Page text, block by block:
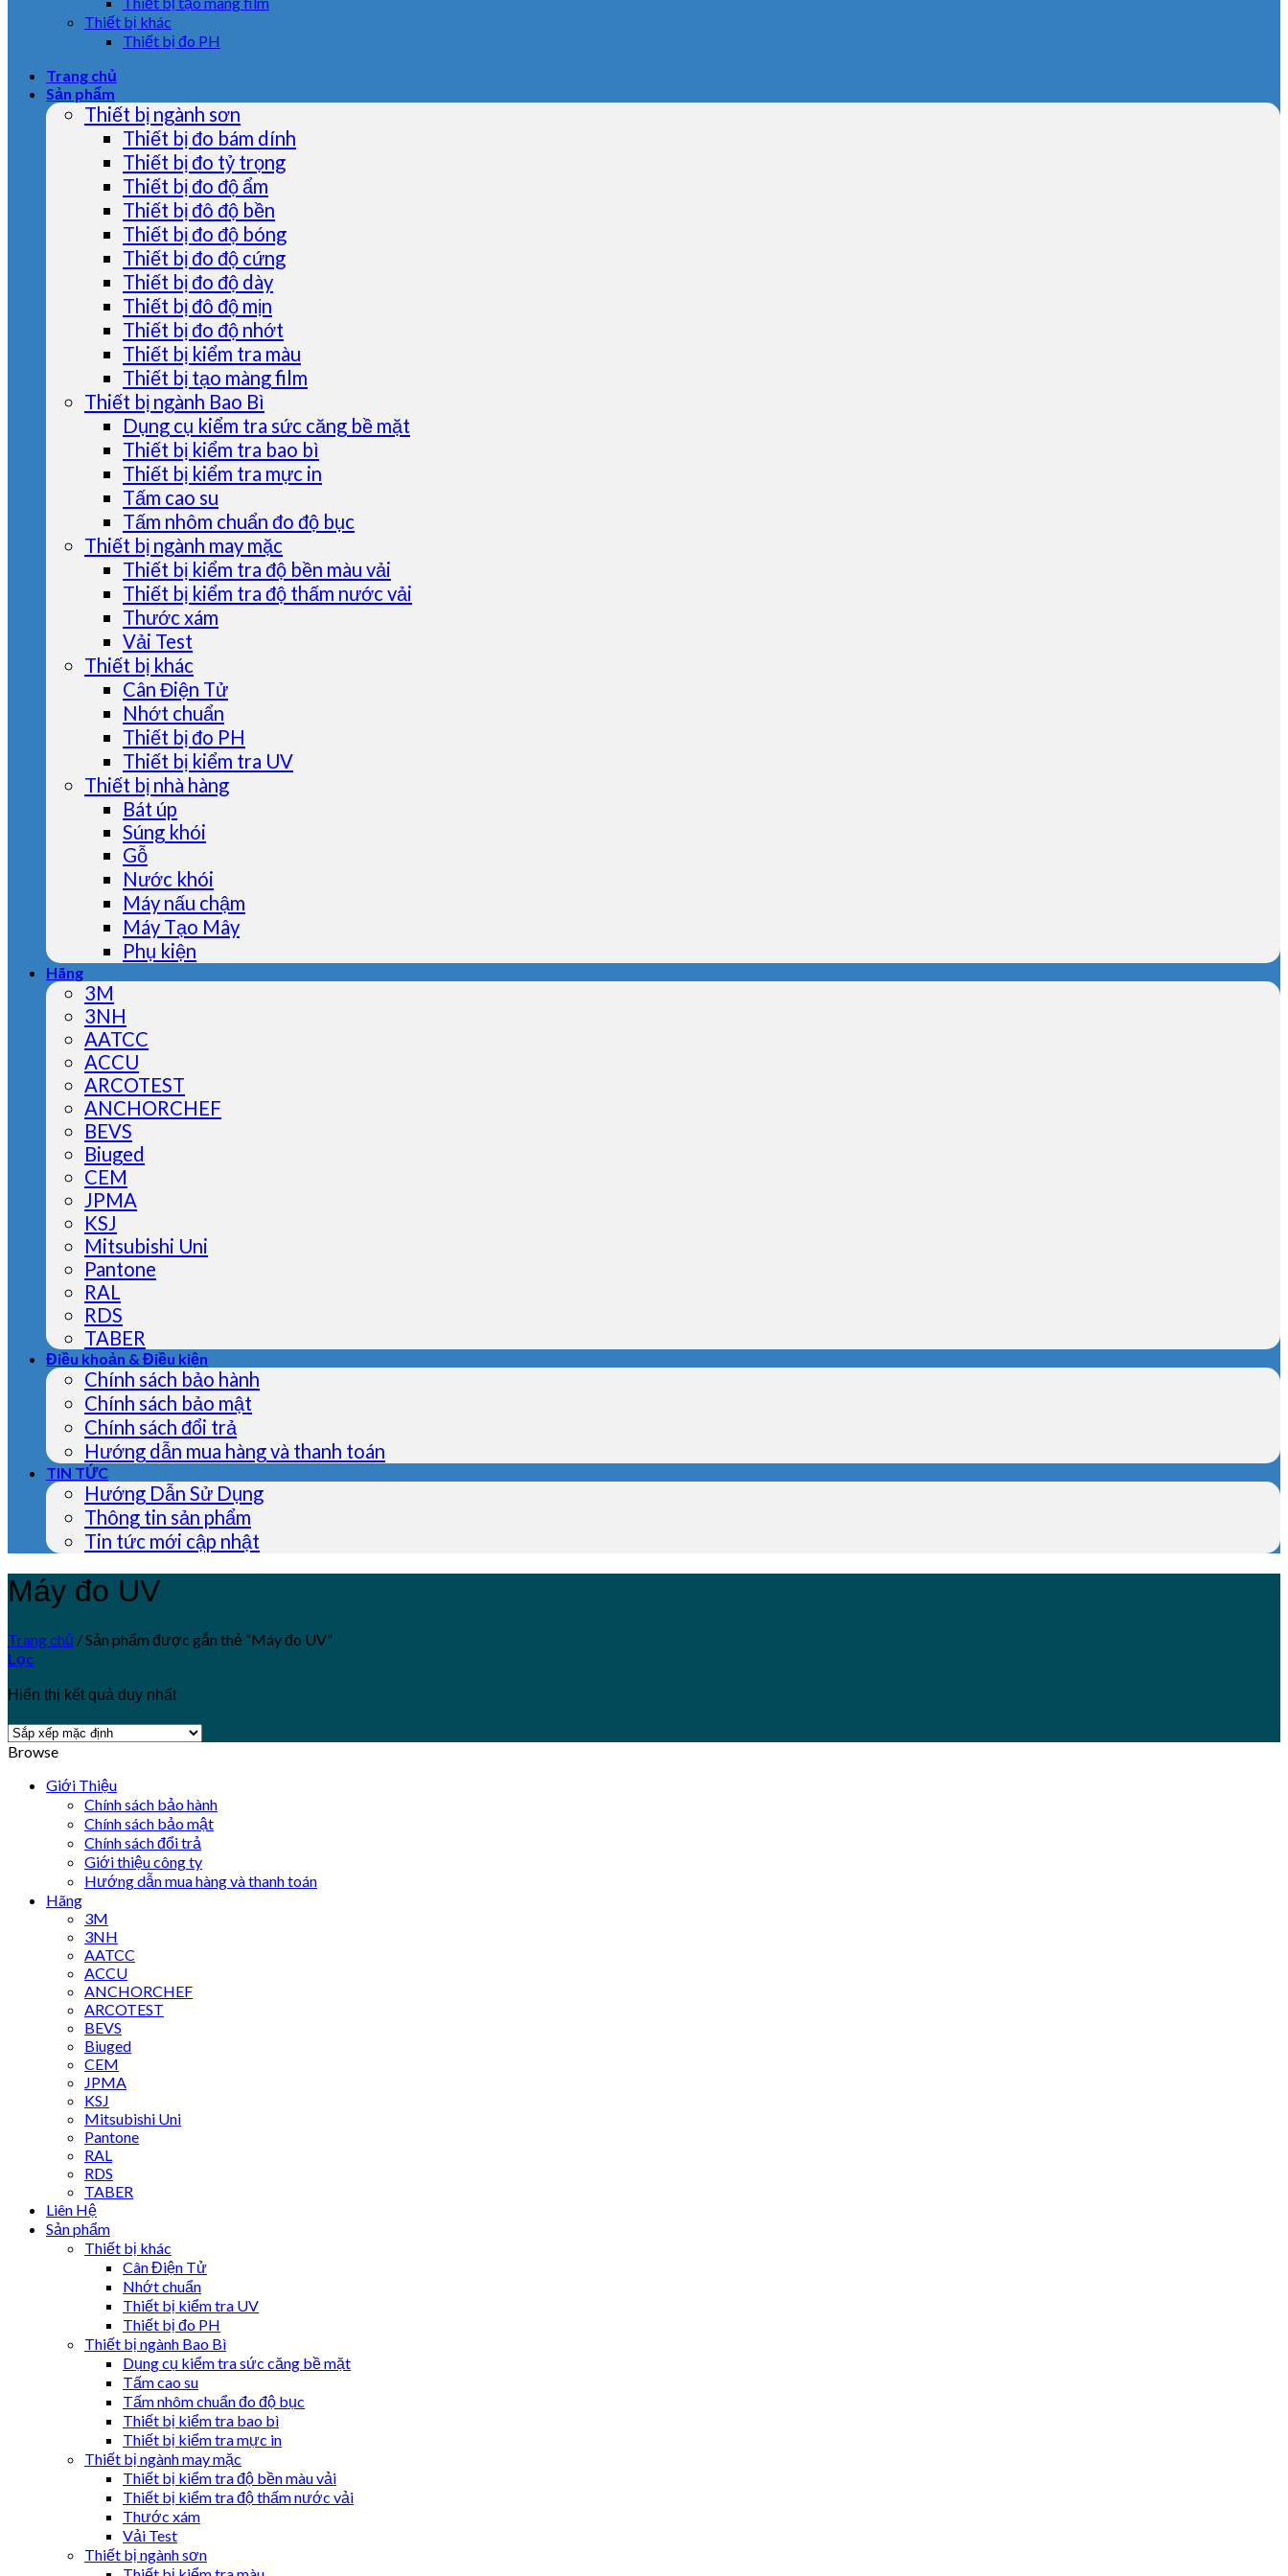
Thiết bị khác
Thiết bị đo PH
Trang chủ
Sản phẩm
Thiết bị ngành sơn
Thiết bị đo bám dính
Thiết bị đo tỷ trọng
Thiết bị đo độ ẩm
Thiết bị đô độ bền
Thiết bị đo độ bóng
Thiết bị đo độ cứng
Thiết bị đo độ dày
Thiết bị đô độ mịn
Thiết bị đo độ nhớt
Thiết bị kiểm tra màu
Thiết bị tạo màng film
Thiết bị ngành Bao Bì
Dụng cụ kiểm tra sức căng bề mặt
Thiết bị kiểm tra bao bì
Thiết bị kiểm tra mực in
Tấm cao su
Tấm nhôm chuẩn đo độ bục
Thiết bị ngành may mặc
Thiết bị kiểm tra độ bền màu vải
Thiết bị kiểm tra độ thấm nước vải
Thước xám
Vải Test
Thiết bị khác
Cân Điện Tử
Nhớt chuẩn
Thiết bị đo PH
Thiết bị kiểm tra UV
Thiết bị nhà hàng
Bát úp
Súng khói
Gỗ
Nước khói
Máy nấu chậm
Máy Tạo Mây
Phụ kiện
Hãng
3M
3NH
AATCC
ACCU
ARCOTEST
ANCHORCHEF
BEVS
Biuged
CEM
JPMA
KSJ
Mitsubishi Uni
Pantone
RAL
RDS
TABER
Điều khoản & Điều kiện
Chính sách bảo hành
Chính sách bảo mật
Chính sách đổi trả
Hướng dẫn mua hàng và thanh toán
TIN TỨC
Hướng Dẫn Sử Dụng
Thông tin sản phẩm
Tin tức mới cập nhật
Máy đo UV
Trang chủ /Sản phẩm được gắn thẻ “Máy đo UV”
Lọc
Hiển thị kết quả duy nhất
Browse
Giới Thiệu
Chính sách bảo hành
Chính sách bảo mật
Chính sách đổi trả
Giới thiệu công ty
Hướng dẫn mua hàng và thanh toán
Hãng
3M
3NH
AATCC
ACCU
ANCHORCHEF
ARCOTEST
BEVS
Biuged
CEM
JPMA
KSJ
Mitsubishi Uni
Pantone
RAL
RDS
TABER
Liên Hệ
Sản phẩm
Thiết bị khác
Cân Điện Tử
Nhớt chuẩn
Thiết bị kiểm tra UV
Thiết bị đo PH
Thiết bị ngành Bao Bì
Dụng cụ kiểm tra sức căng bề mặt
Tấm cao su
Tấm nhôm chuẩn đo độ bục
Thiết bị kiểm tra bao bì
Thiết bị kiểm tra mực in
Thiết bị ngành may mặc
Thiết bị kiểm tra độ bền màu vải
Thiết bị kiểm tra độ thấm nước vải
Thước xám
Vải Test
Thiết bị ngành sơn